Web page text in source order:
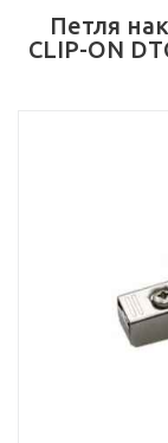
Петля
CLIP-ON